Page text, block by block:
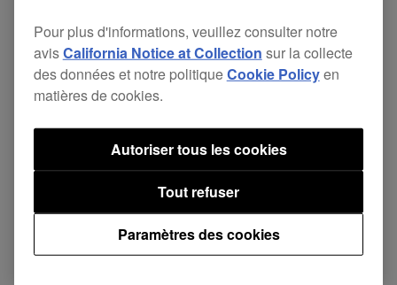
Pour plus d'informations, veuillez consulter notre
avisCalifornia Notice at Collection sur la collecte
des données et notre politiqueCookie Policyen
matières de cookies.
Paramètres des cookies
Tout refuser
Autoriser tous les cookies